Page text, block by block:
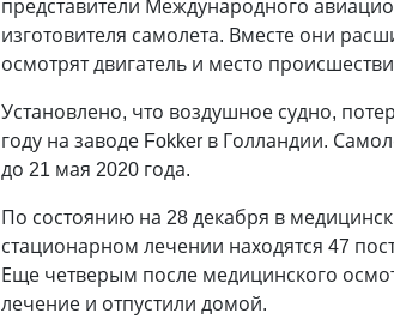
представители Международного
изготовителя самолета. Вместе они
осмотрят двигатель и место
Установлено, что воздушное судно,
году на заводе Fokker в Голландии.
до 21 мая 2020 года.
По состоянию на 28 декабря в
стационарном лечении находятся 47
Еще четверым после медицинского
лечение и отпустили домой.